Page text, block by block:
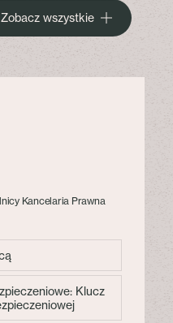
Zobacz wszystkie
Kancelaria Prawna
Klucz